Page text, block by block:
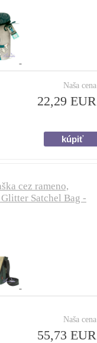
Naša cena
22,29 EUR
cez rameno,
Satchel Bag -
Naša cena
55,73 EUR